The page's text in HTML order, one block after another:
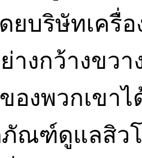
ยบริษัทเครื่
างกว้างขว
งพวกเขาไ
ภัณฑ์ดูแลสิว